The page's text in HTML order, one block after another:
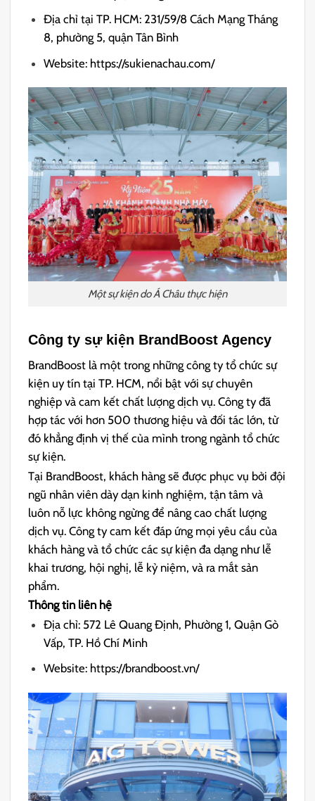
Địa chỉ tại TP. HCM: 231/59/8 Cách Mạng Tháng
8, phường 5, quận Tân Bình
Website: https://sukienachau.com/
Một sự kiện do Á Châu thực hiện
Công ty sự kiện BrandBoost Agency
BrandBoost là một trong những công ty tổ chức sự
kiện uy tín tại TP. HCM, nổi bật với sự chuyên
nghiệp và cam kết chất lượng dịch vụ. Công ty đã
hợp tác với hơn 500 thương hiệu và đối tác lớn, từ
đó khẳng định vị thế của mình trong ngành tổ chức
sự kiện.
Tại BrandBoost, khách hàng sẽ được phục vụ bởi đội
ngũ nhân viên dày dạn kinh nghiệm, tận tâm và
luôn nỗ lực không ngừng để nâng cao chất lượng
dịch vụ. Công ty cam kết đáp ứng mọi yêu cầu của
khách hàng và tổ chức các sự kiện đa dạng như lễ
khai trương, hội nghị, lễ kỷ niệm, và ra mắt sản
phẩm.
Thông tin liên hệ
Địa chỉ: 572 Lê Quang Định, Phường 1, Quận Gò
Vấp, TP. Hồ Chí Minh
Website: https://brandboost.vn/